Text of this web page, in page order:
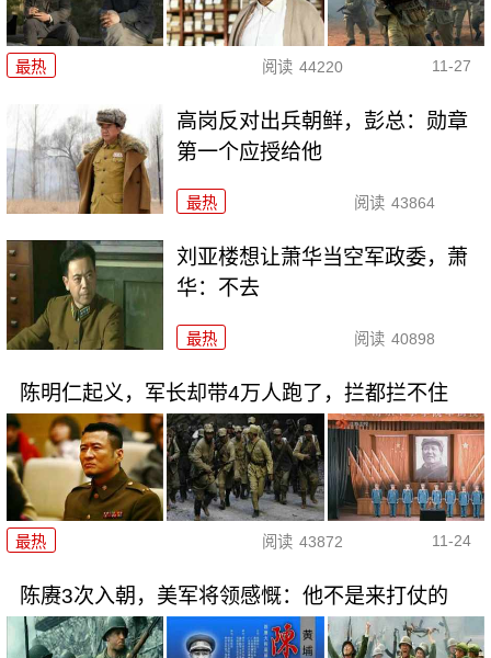
最热 阅读 44220 11-27
高岗反对出兵朝鲜，彭总：勋章
第一个应授给他
最热 阅读 43864
刘亚楼想让萧华当空军政委，萧
华：不去
最热 阅读 40898
陈明仁起义，军长却带4万人跑了，拦都拦不住
最热 阅读 43872 11-24
陈赓3次入朝，美军将领感慨：他不是来打仗的